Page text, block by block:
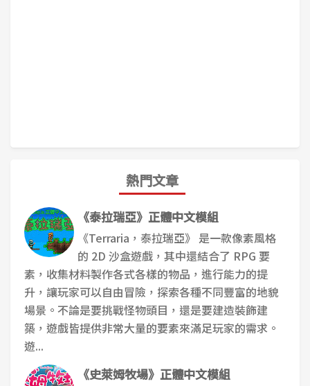
熱門文章
《泰拉瑞亞》正體中文模組
《Terraria，泰拉瑞亞》 是一款像素風格
的 2D 沙盒遊戲，其中還結合了 RPG 要
素，收集材料製作各式各樣的物品，進行能力的提
升，讓玩家可以自由冒險，探索各種不同豐富的地貌
場景。不論是要挑戰怪物頭目，還是要建造裝飾建
築，遊戲皆提供非常大量的要素來滿足玩家的需求。
遊...
《史萊姆牧場》正體中文模組